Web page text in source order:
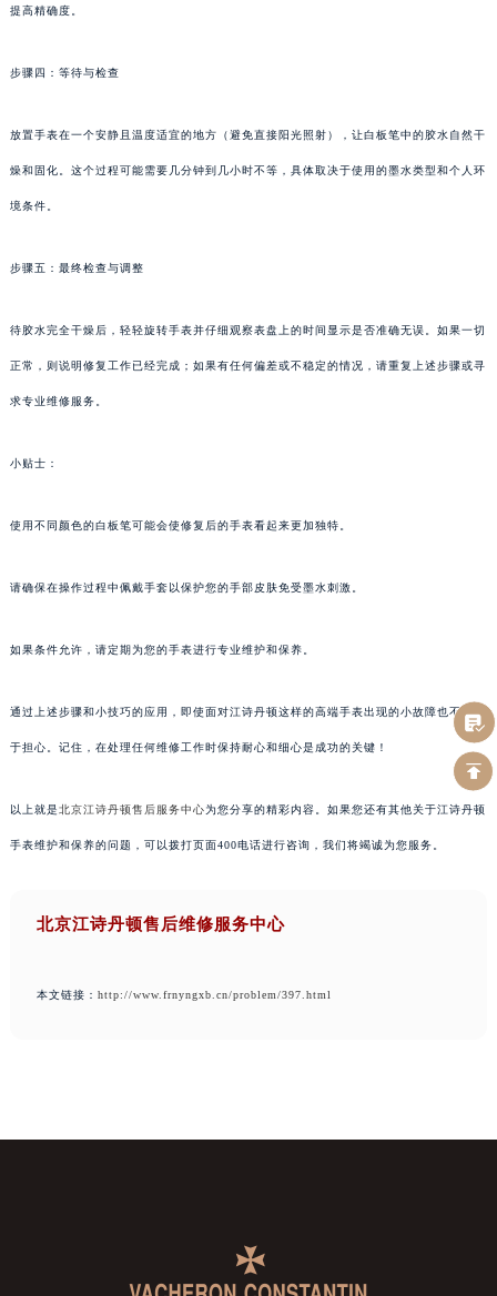
提高精确度。
步骤四：等待与检查
放置手表在一个安静且温度适宜的地方（避免直接阳光照射），让白板笔中的胶水自然干
燥和固化。这个过程可能需要几分钟到几小时不等，具体取决于使用的墨水类型和个人环
境条件。
步骤五：最终检查与调整
待胶水完全干燥后，轻轻旋转手表并仔细观察表盘上的时间显示是否准确无误。如果一切
正常，则说明修复工作已经完成；如果有任何偏差或不稳定的情况，请重复上述步骤或寻
求专业维修服务。
小贴士：
使用不同颜色的白板笔可能会使修复后的手表看起来更加独特。
请确保在操作过程中佩戴手套以保护您的手部皮肤免受墨水刺激。
如果条件允许，请定期为您的手表进行专业维护和保养。
通过上述步骤和小技巧的应用，即使面对江诗丹顿这样的高端手表出现的小故障也不必过
于担心。记住，在处理任何维修工作时保持耐心和细心是成功的关键！
以上就是北京江诗丹顿售后服务中心为您分享的精彩内容。如果您还有其他关于江诗丹顿
手表维护和保养的问题，可以拨打页面400电话进行咨询，我们将竭诚为您服务。
北京江诗丹顿售后维修服务中心
本文链接： http://www.frnyngxb.cn/problem/397.html